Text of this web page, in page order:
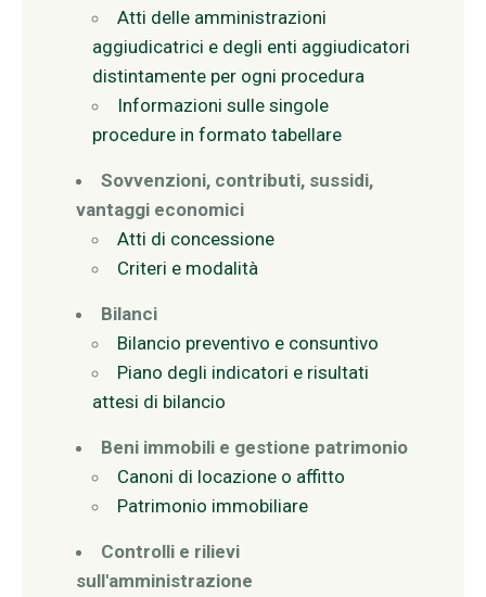
Atti delle amministrazioni
aggiudicatrici e degli enti aggiudicatori
distintamente per ogni procedura
Informazioni sulle singole
procedure in formato tabellare
Sovvenzioni, contributi, sussidi,
vantaggi economici
Atti di concessione
Criteri e modalità
Bilanci
Bilancio preventivo e consuntivo
Piano degli indicatori e risultati
attesi di bilancio
Beni immobili e gestione patrimonio
Canoni di locazione o affitto
Patrimonio immobiliare
Controlli e rilievi
sull'amministrazione